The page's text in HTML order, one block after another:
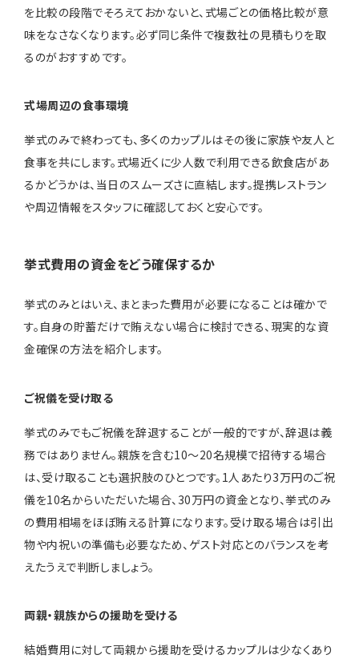
を比較の段階でそろえておかないと、式場ごとの価格比較が意
味をなさなくなります。必ず同じ条件で複数社の見積もりを取
るのがおすすめです。
式場周辺の食事環境
挙式のみで終わっても、多くのカップルはその後に家族や友人と
食事を共にします。式場近くに少人数で利用できる飲食店があ
るかどうかは、当日のスムーズさに直結します。提携レストラン
や周辺情報をスタッフに確認しておくと安心です。
挙式費用の資金をどう確保するか
挙式のみとはいえ、まとまった費用が必要になることは確かで
す。自身の貯蓄だけで賄えない場合に検討できる、現実的な資
金確保の方法を紹介します。
ご祝儀を受け取る
挙式のみでもご祝儀を辞退することが一般的ですが、辞退は義
務ではありません。親族を含む10〜20名規模で招待する場合
は、受け取ることも選択肢のひとつです。1人あたり3万円のご祝
儀を10名からいただいた場合、30万円の資金となり、挙式のみ
の費用相場をほぼ賄える計算になります。受け取る場合は引出
物や内祝いの準備も必要なため、ゲスト対応とのバランスを考
えたうえで判断しましょう。
両親・親族からの援助を受ける
結婚費用に対して両親から援助を受けるカップルは少なくあり